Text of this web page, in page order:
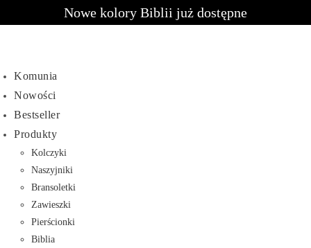
Nowe kolory Biblii już dostępne
Komunia
Nowości
Bestseller
Produkty
Kolczyki
Naszyjniki
Bransoletki
Zawieszki
Pierścionki
Biblia